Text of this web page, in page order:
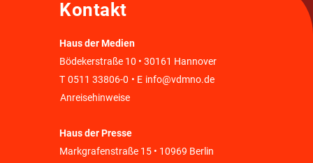
Kontakt
Haus der Medien
Bödekerstraße 10 • 30161 Hannover
T 0511 33806-0 • E info@vdmno.de
Anreisehinweise
Haus der Presse
Markgrafenstraße 15 • 10969 Berlin